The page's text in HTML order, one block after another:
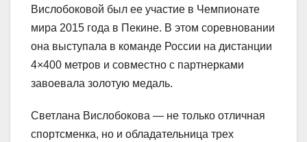
Вислобоковой был ее участие в Чемпионате
мира 2015 года в Пекине. В этом соревновании
она выступала в команде России на дистанции
4×400 метров и совместно с партнерками
завоевала золотую медаль.
Светлана Вислобокова — не только отличная
спортсменка, но и обладательница трех